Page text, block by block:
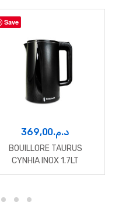
Save
د.م.369,00
BOUILLORE TAURUS
CYNHIA INOX 1.7LT